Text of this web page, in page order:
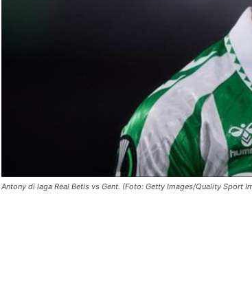
Antony di laga Real Betis vs Gent. (Foto: Getty Images/Quality Sport